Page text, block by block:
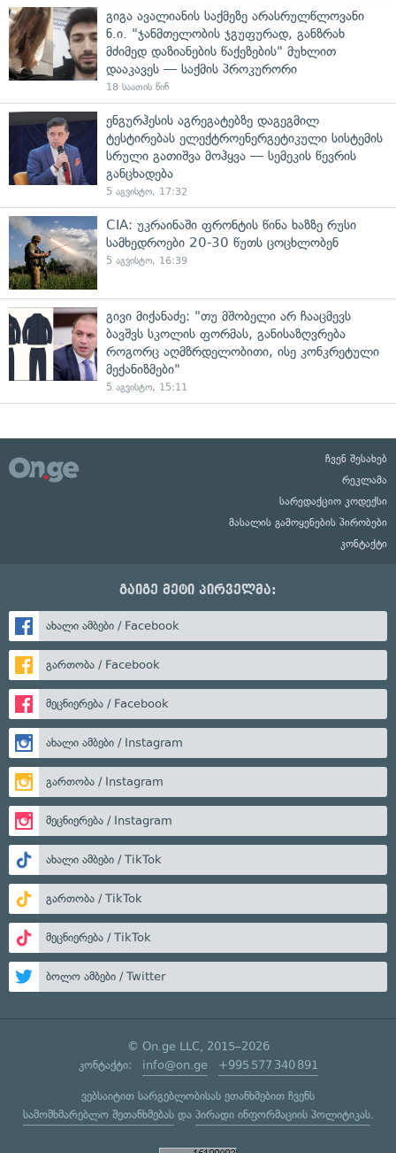
გიგა ავალიანის საქმეზე არასრულწლოვანი
ნ.ი. "ჯანმთელობის ჯგუფურად, განზრახ
მძიმედ დაზიანების წაქეზების" მუხლით
დააკავეს — საქმის პროკურორი
18 საათის წინ
ენგურჰესის აგრეგატებზე დაგეგმილ
ტესტირებას ელექტროენერგეტიკული სისტემის
სრული გათიშვა მოჰყვა — სემეკის წევრის
განცხადება
5 აგვისტო, 17:32
CIA: უკრაინაში ფრონტის წინა ხაზზე რუსი
სამხედროები 20-30 წუთს ცოცხლობენ
5 აგვისტო, 16:39
გივი მიქანაძე: "თუ მშობელი არ ჩააცმევს
ბავშვს სკოლის ფორმას, განისაზღვრება
როგორც აღმზრდელობითი, ისე კონკრეტული
მექანიზმები"
5 აგვისტო, 15:11
ჩვენ შესახებ
რეკლამა
სარედაქციო კოდექსი
მასალის გამოყენების პირობები
კონტაქტი
გაიგე მეტი პირველმა:
ახალი ამბები / Facebook
გართობა / Facebook
მეცნიერება / Facebook
ახალი ამბები / Instagram
გართობა / Instagram
მეცნიერება / Instagram
ახალი ამბები / TikTok
გართობა / TikTok
მეცნიერება / TikTok
ბოლო ამბები / Twitter
© On.ge LLC, 2015–2026
კონტაქტი: info@on.ge +995 577 340 891
ვებსაიტით სარგებლობისას ეთანხმებით ჩვენს
სამომხმარებლო შეთანხმებასდა პირადი ინფორმაციის პოლიტიკას.